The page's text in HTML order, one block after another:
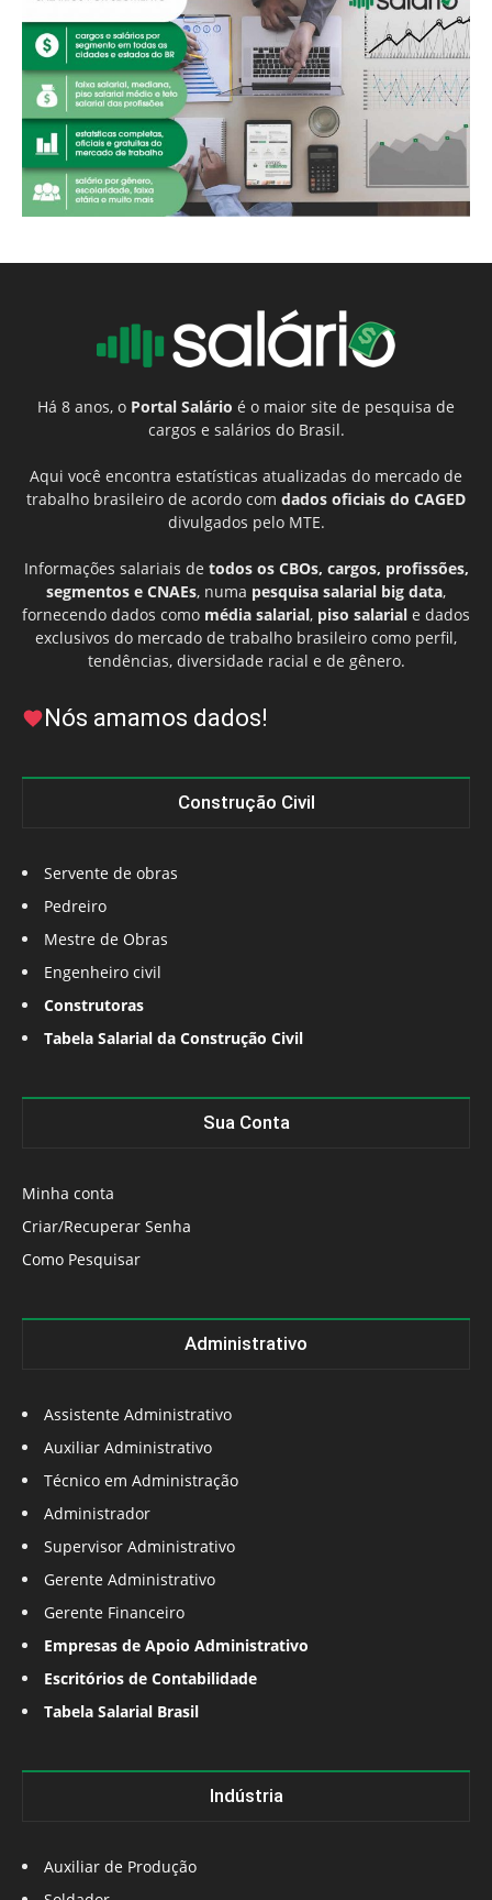
Há 8 anos, o Portal Salário é o maior site de pesquisa de
cargos e salários do Brasil.
Aqui você encontra estatísticas atualizadas do mercado de
trabalho brasileiro de acordo com dados oficiais do CAGED
divulgados pelo MTE.
Informações salariais de todos os CBOs, cargos, profissões,
segmentos e CNAEs, numa pesquisa salarial big data,
fornecendo dados como média salarial, piso salarial e dados
exclusivos do mercado de trabalho brasileiro como perfil,
tendências, diversidade racial e de gênero.
Nós amamos dados!
Construção Civil
Servente de obras
Pedreiro
Mestre de Obras
Engenheiro civil
Construtoras
Tabela Salarial da Construção Civil
Sua Conta
Minha conta
Criar/Recuperar Senha
Como Pesquisar
Administrativo
Assistente Administrativo
Auxiliar Administrativo
Técnico em Administração
Administrador
Supervisor Administrativo
Gerente Administrativo
Gerente Financeiro
Empresas de Apoio Administrativo
Escritórios de Contabilidade
Tabela Salarial Brasil
Indústria
Auxiliar de Produção